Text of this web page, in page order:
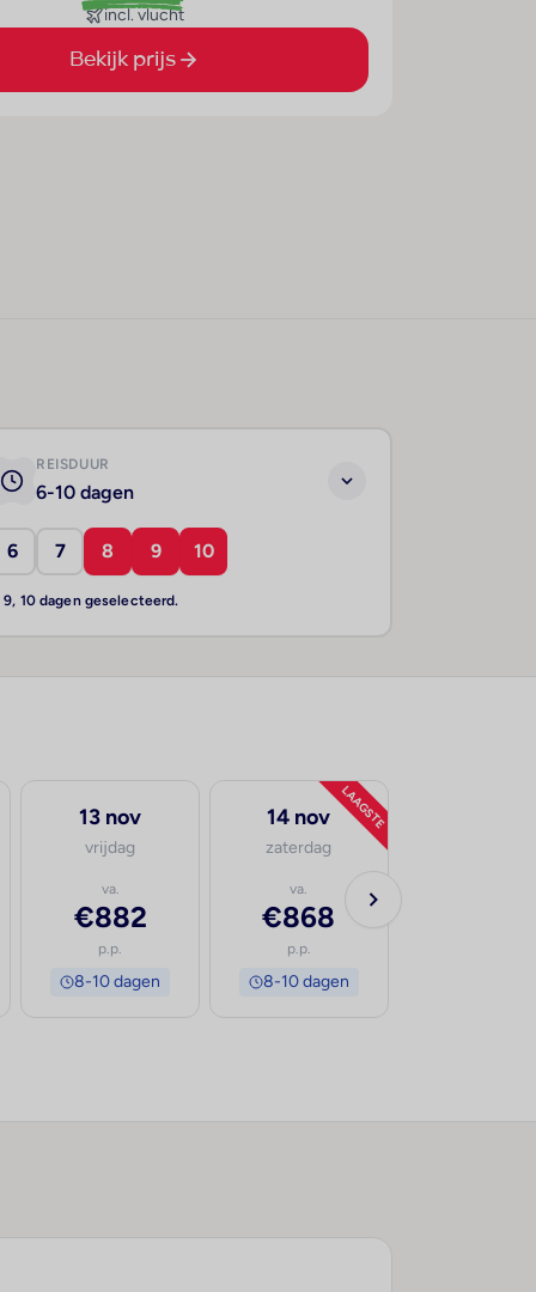
incl. vlucht
Bekijk prijs
REISDUUR
6-10 dagen
6 7 8 9 10
9, 10 dagen geselecteerd.
13 nov
vrijdag
va.
€882
p.p.
8-10 dagen
LAAGSTE
14 nov
zaterdag
va.
€868
p.p.
8-10 dagen